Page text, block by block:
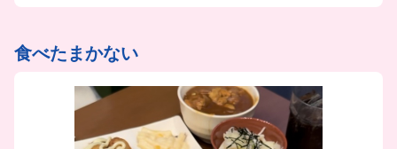
可能
グループ会社の飲食店が最高25％引きで利用可能
※鳥良商店・海南鶏飯食堂・磯丸水産・Mr.FARMER
・レインフォレストカフェ・しゃぶ菜・リオグランデ
食べたまかない